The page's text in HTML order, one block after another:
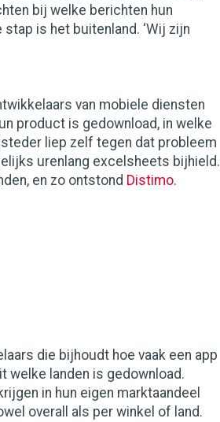
bij welke berichten hun
is het buitenland. ‘Wij zijn
van mobiele diensten
product is gedownload, in welke
liep zelf tegen dat probleem
urenlang excelsheets bijhield.
en zo ontstond Distimo.
die bijhoudt hoe vaak een app
welke landen is gedownload.
in hun eigen marktaandeel
overall als per winkel of land.